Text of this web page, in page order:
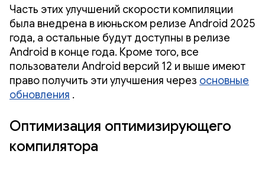
Часть этих улучшений скорости компиляции
была внедрена в июньском релизе Android 2025
года, а остальные будут доступны в релизе
Android в конце года. Кроме того, все
пользователи Android версий 12 и выше имеют
право получить эти улучшения через основные
обновления .
Оптимизация оптимизирующего
компилятора